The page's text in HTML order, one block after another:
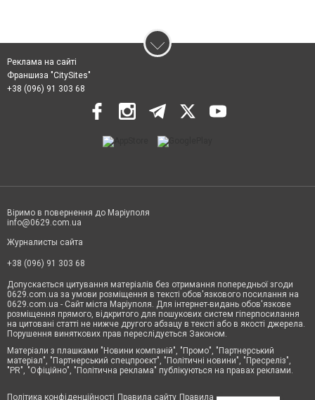
Реклама на сайті
Франшиза "CitySites"
+38 (096) 91 303 68
Віримо в повернення до Маріуполя
info@0629.com.ua
Журналисты сайта
+38 (096) 91 303 68
Допускається цитування матеріалів без отримання попередньої згоди
0629.com.ua за умови розміщення в тексті обов'язкового посилання на
0629.com.ua - Сайт міста Маріуполя. Для інтернет-видань обов'язкове
розміщення прямого, відкритого для пошукових систем гіперпосилання
на цитовані статті не нижче другого абзацу в тексті або в якості джерела.
Порушення виняткових прав переслідується Законом.
Матеріали з плашками "Новини компаній", "Промо", "Партнерський
матеріал", "Партнерський спецпроєкт", "Політичні новини", "Пресреліз",
"PR", "Офіційно", "Політична реклама" публікуються на правах реклами.
Політика конфіденційності Правила сайту Правила